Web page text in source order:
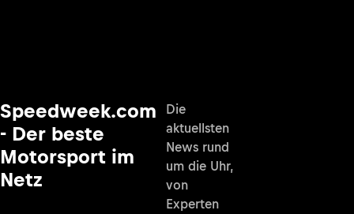
Speedweek.com
- Der beste
Motorsport im
Netz
Die
aktuellsten
News rund
um die Uhr,
von
Experten